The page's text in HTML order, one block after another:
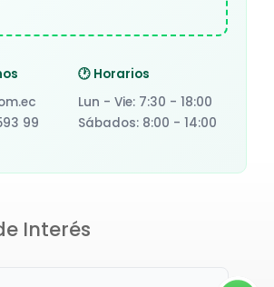
99
🕐 Horarios
Lun - Vie: 7:30 - 18:00
Sábados: 8:00 - 14:00
Interés